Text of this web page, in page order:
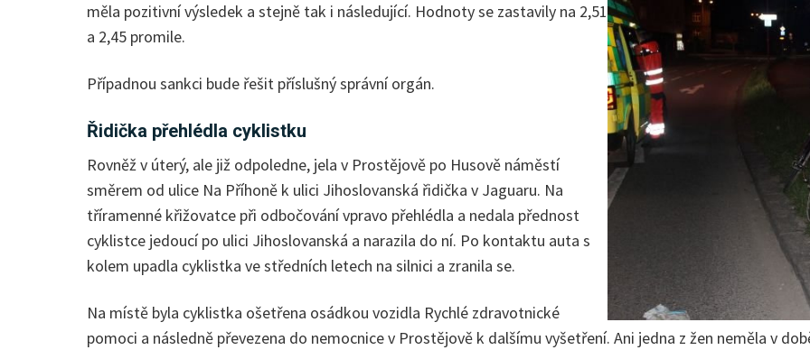
měla pozitivní výsledek a stejně tak i následující. Hodnoty se zastavily na 2,51
a 2,45 promile.
Případnou sankci bude řešit příslušný správní orgán.
Řidička přehlédla cyklistku
Rovněž v úterý, ale již odpoledne, jela v Prostějově po Husově náměstí
směrem od ulice Na Příhoně k ulici Jihoslovanská řidička v Jaguaru. Na
tříramenné křižovatce při odbočování vpravo přehlédla a nedala přednost
cyklistce jedoucí po ulici Jihoslovanská a narazila do ní. Po kontaktu auta s
kolem upadla cyklistka ve středních letech na silnici a zranila se.
Na místě byla cyklistka ošetřena osádkou vozidla Rychlé zdravotnické
pomoci a následně převezena do nemocnice v Prostějově k dalšímu vyšetření. Ani jedna z žen neměla v